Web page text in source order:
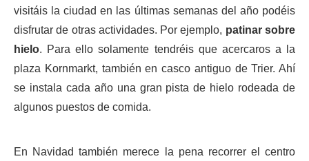
visitáis la ciudad en las últimas semanas del año podéis
disfrutar de otras actividades. Por ejemplo, patinar sobre
hielo. Para ello solamente tendréis que acercaros a la
plaza Kornmarkt, también en casco antiguo de Trier. Ahí
se instala cada año una gran pista de hielo rodeada de
algunos puestos de comida.
En Navidad también merece la pena recorrer el centro